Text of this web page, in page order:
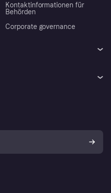
Kontaktinformationen für
Behörden
Corporate governance
Dein Widerrufsrecht